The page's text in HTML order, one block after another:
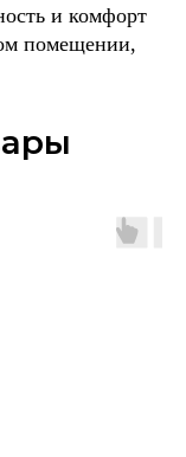
и комфорт
помещении,